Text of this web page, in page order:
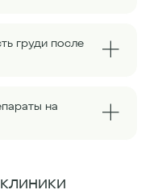
груди после
на